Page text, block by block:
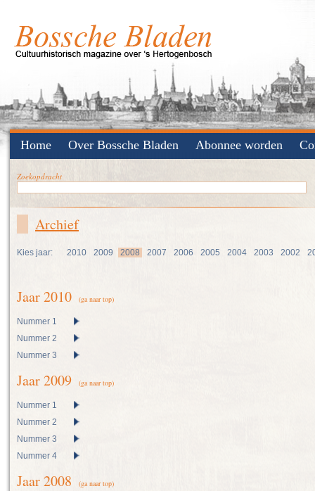
Home Over Bossche Bladen Abonnee worden
Zoekopdracht
Archief
Kies jaar: 2010 2009 2008 2007 2006 2005 2004 2003 2002
Jaar 2010 (ga naar top)
Nummer 1
Nummer 2
Nummer 3
Jaar 2009 (ga naar top)
Nummer 1
Nummer 2
Nummer 3
Nummer 4
Jaar 2008 (ga naar top)